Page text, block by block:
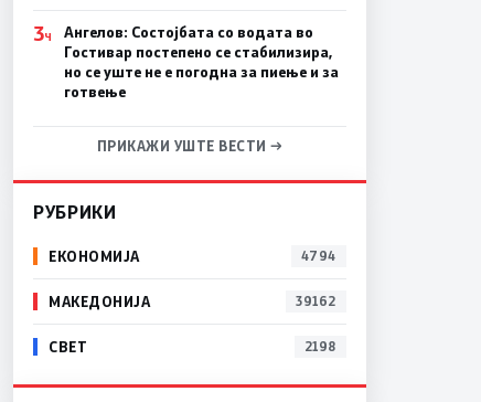
3Ч
Ангелов: Состојбата со водата во
Гостивар постепено се стабилизира,
но се уште не е погодна за пиење и за
готвење
ПРИКАЖИ УШТЕ ВЕСТИ →
РУБРИКИ
ЕКОНОМИЈА 4794
МАКЕДОНИЈА 39162
СВЕТ 2198